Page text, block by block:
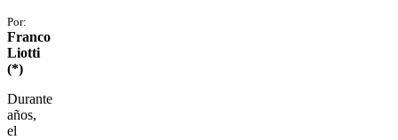
Por:
Franco
Liotti
(*)
Durante
años,
el